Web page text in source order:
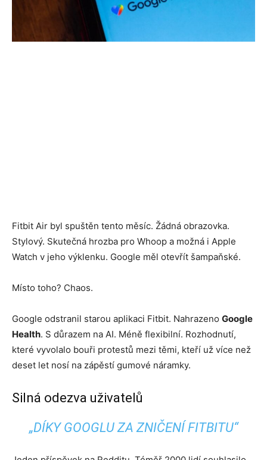
Fitbit Air byl spuštěn tento měsíc. Žádná obrazovka.
Stylový. Skutečná hrozba pro Whoop a možná i Apple
Watch v jeho výklenku. Google měl otevřít šampaňské.
Místo toho? Chaos.
Google odstranil starou aplikaci Fitbit. Nahrazeno Google
Health. S důrazem na AI. Méně flexibilní. Rozhodnutí,
které vyvolalo bouři protestů mezi těmi, kteří už více než
deset let nosí na zápěstí gumové náramky.
Silná odezva uživatelů
„DÍKY GOOGLU ZA ZNIČENÍ FITBITU“